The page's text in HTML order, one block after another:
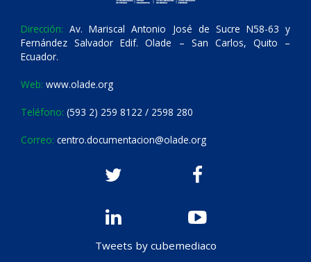
Dirección: Av. Mariscal Antonio José de Sucre N58-63 y
Fernández Salvador Edif. Olade – San Carlos, Quito –
Ecuador.
Web: www.olade.org
Teléfono: (593 2) 259 8122 / 2598 280
Correo: centro.documentacion@olade.org
Tweets by cubemediaco